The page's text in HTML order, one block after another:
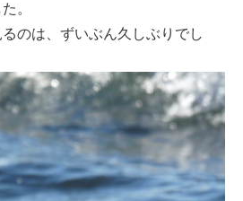
。
のは、ずいぶん久しぶりでし